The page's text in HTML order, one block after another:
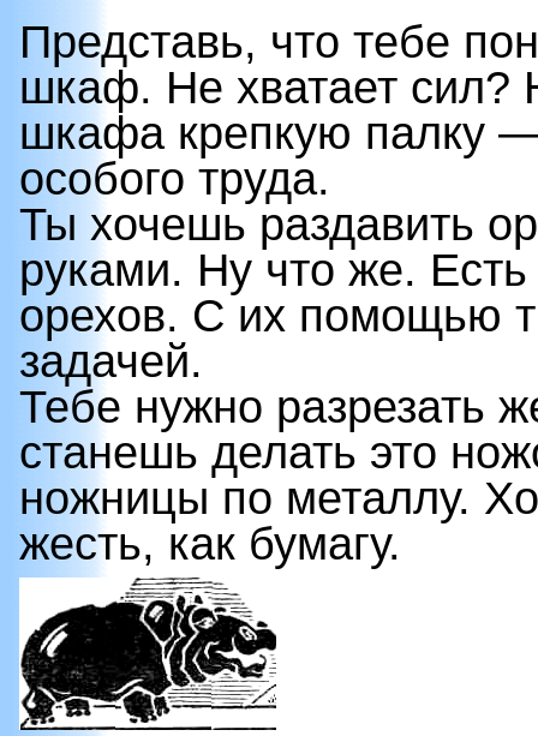
Представь, что тебе
шкаф. Не хватает сил?
шкафа крепкую палку
особого труда.
Ты хочешь раздавить
руками. Ну что же.
орехов. С их помощью
задачей.
Тебе нужно разрезать
станешь делать это
ножницы по металлу.
жесть, как бумагу.